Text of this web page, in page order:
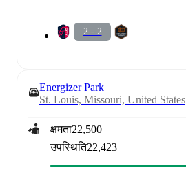
2 - 2
Energizer Park
St. Louis, Missouri, United States
क्षमता22,500
उपस्थिति22,423